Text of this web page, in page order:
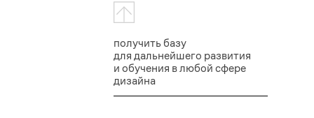
получить базу
для дальнейшего развития
и обучения в любой сфере
дизайна